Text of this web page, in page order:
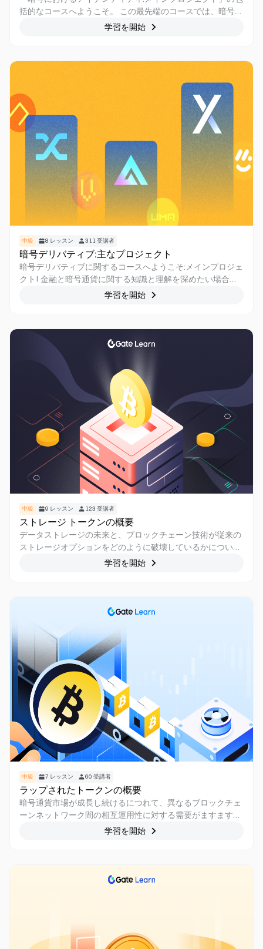
括的なコースへようこそ。 この最先端のコースでは、暗号通
貨エコシステム内のIDトークンの魅力的な領域を探求する旅
ューションの重要性が最も重要になります。 このコースで
重要性、およびID検証、プライバシー、および信頼性に革命
を起こす可能性に関する深い知識を提供します。 この啓発的
な探求に参加して、デジタル時代の分散型IDのダイナミック
な状況をナビゲートするための専門知識を身に付けてくださ
い。
学習を開始
中級 8 レッスン 311受講者
暗号デリバティブ:主なプロジェクト
暗号デリバティブに関するコースへようこそ:メインプロジェ
クト! 金融と暗号通貨に関する知識と理解を深めたい場合、
このコースは特別に調整されています。 このコースでは、暗
ルを深く掘り下げます。 SynthetixやGMXからdYdX、
UMA、Ribbon Finance、Vega Protocol、MUX Protocolま
で、その機能、取引メカニズム、トークンの有用性、ガバナ
ンス構造など、幅広いトピックを取り上げます。 このコース
を修了すると、ダイナミックでエキサイティングな暗号デリ
バティブの世界をナビゲートするための強固な基盤が身に付
き、情報に基づいた投資決定を下し、この急速に進化する業
界内の機会を活用できるようになります。
学習を開始
中級 9 レッスン 123 受講者
ストレージ トークンの概要
データストレージの未来と、ブロックチェーン技術が従来の
ストレージオプションをどのように破壊しているかについて
知りたいですか? ストレージトークンとブロックチェーンに
について深く理解できます。 このエキサイティングな旅に参
しょう。
学習を開始
中級 7 レッスン 60 受講者
ラップされたトークンの概要
暗号通貨市場が成長し続けるにつれて、異なるブロックチェ
ーンネットワーク間の相互運用性に対する需要がますます重
要になっています。 ラップトークンは、あるブロックチェー
は、基盤となるテクノロジー、ユースケース、リスク、制限
学習を開始